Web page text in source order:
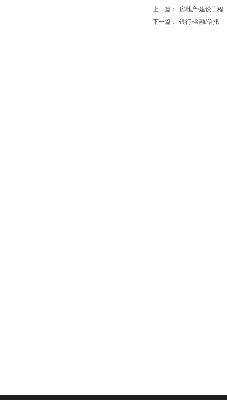
上一篇：
房地产/建设工程
下一篇：
银行/金融/信托